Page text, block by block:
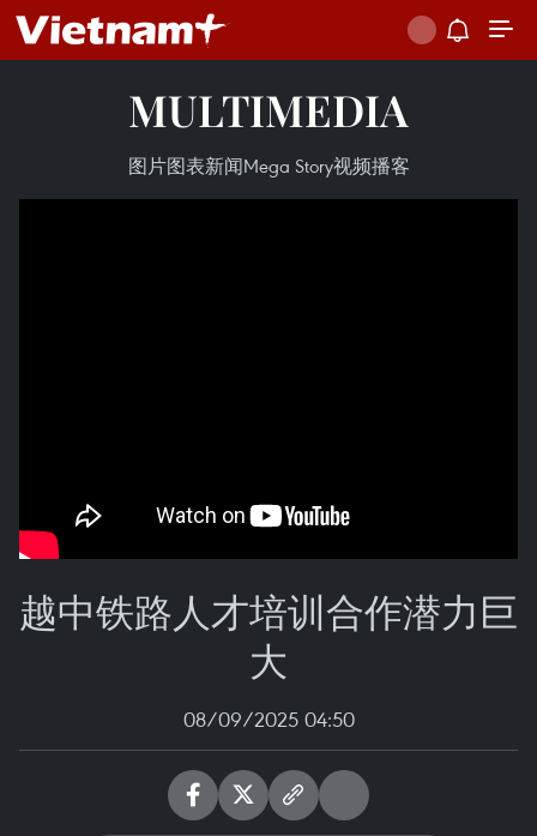
MULTIMEDIA
图片图表新闻Mega Story视频播客
越中铁路人才培训合作潜力巨
大
08/09/2025 04:50